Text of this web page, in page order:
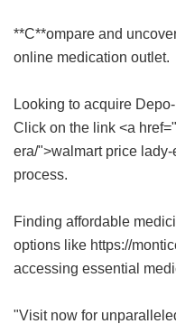
**C**ompare and
online medication outlet.
Looking to acquire
Click on the link <a
era/">walmart price
process.
Finding affordable
options like https://
accessing essential
"Visit now for